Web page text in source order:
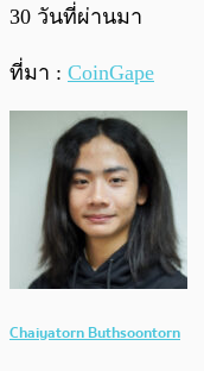
30 วันที่ผ่านมา
ที่มา : CoinGape
Chaiyatorn Buthsoontorn